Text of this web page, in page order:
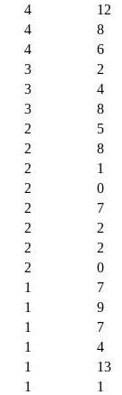
4
12
4
8
4
6
3
2
3
4
3
8
2
5
2
8
2
1
2
0
2
7
2
2
2
2
2
0
1
7
1
9
1
7
1
4
1
13
1
1